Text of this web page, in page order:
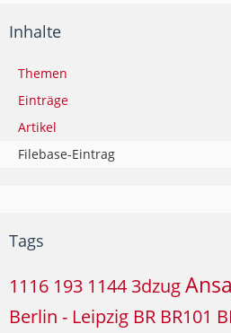
Inhalte
Themen
Einträge
Artikel
Filebase-Eintrag
Tags
1116 193 1144 3dzug
Berlin - Leipzig BR BR101